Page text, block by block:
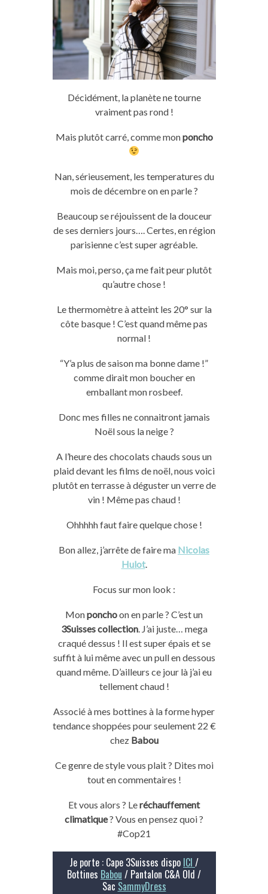
Décidément, la planète ne tourne
vraiment pas rond !
Mais plutôt carré, comme monponcho
Nan, sérieusement, les temperatures du
mois de décembre on en parle ?
Beaucoup se réjouissent de la douceur
de ses derniers jours…. Certes, en région
parisienne c’est super agréable.
Mais moi, perso, ça me fait peur plutôt
qu’autre chose !
Le thermomètre à atteint les 20° sur la
côte basque ! C’est quand même pas
normal !
“Y’a plus de saison ma bonne dame !”
comme dirait mon boucher en
emballant mon rosbeef.
Donc mes filles ne connaitront jamais
Noël sous la neige ?
A l’heure des chocolats chauds sous un
plaid devant les films de noël, nous voici
plutôt en terrasse à déguster un verre de
vin ! Même pas chaud !
Ohhhhh faut faire quelque chose !
Bon allez, j’arrête de faire ma Nicolas
Hulot.
Focus sur mon look :
Monponchoon en parle ? C’est un
3Suisses collection. J’ai juste… mega
craqué dessus ! Il est super épais et se
suffit à lui même avec un pull en dessous
quand même. D’ailleurs ce jour là j’ai eu
tellement chaud !
Associé à mes bottines à la forme hyper
tendance shoppées pour seulement 22 €
chez Babou
Ce genre de style vous plait ? Dites moi
tout en commentaires !
Et vous alors ? Leréchauffement
climatique? Vous en pensez quoi ?
#Cop21
Je porte : Cape 3Suisses dispo ICI /
Bottines Babou / Pantalon C&A Old /
Sac SammyDress